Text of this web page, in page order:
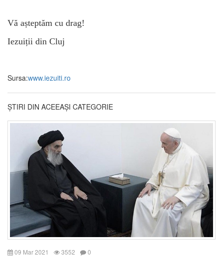
Vă așteptăm cu drag!
Iezuiții din Cluj
Sursa:www.iezuiti.ro
ȘTIRI DIN ACEEAȘI CATEGORIE
09 Mar 2021 3552 0